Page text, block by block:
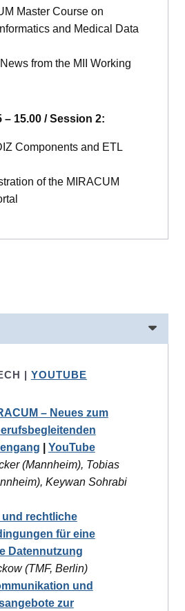
Master Course on
and Medical Data
from the MII Working
– 15.00 / Session 2:
Components and ETL
of the MIRACUM
| YOUTUBE
– Neues zum
YouTube
(Mannheim), Tobias
Keywan Sohrabi
rechtliche
für eine
Datennutzung
(TMF, Berlin)
und
zur